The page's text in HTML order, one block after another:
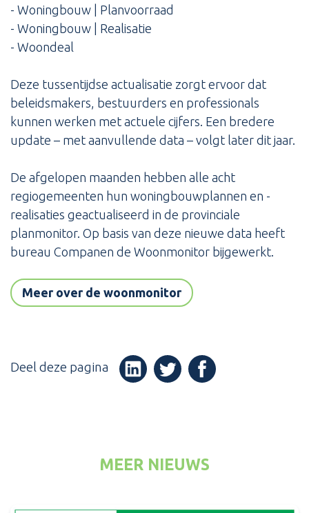
- Woningbouw | Planvoorraad
- Woningbouw | Realisatie
- Woondeal
Deze tussentijdse actualisatie zorgt ervoor dat
beleidsmakers, bestuurders en professionals
kunnen werken met actuele cijfers. Een bredere
update – met aanvullende data – volgt later dit jaar.
De afgelopen maanden hebben alle acht
regiogemeenten hun woningbouwplannen en -
realisaties geactualiseerd in de provinciale
planmonitor. Op basis van deze nieuwe data heeft
bureau Companen de Woonmonitor bijgewerkt.
Meer over de woonmonitor
Deel deze pagina
MEER NIEUWS